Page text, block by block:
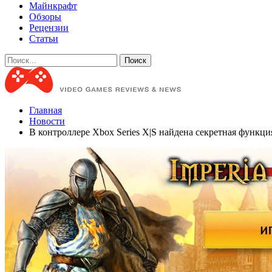
Майнкрафт
Обзоры
Рецензии
Статьи
Главная
Новости
В контроллере Xbox Series X|S найдена секретная